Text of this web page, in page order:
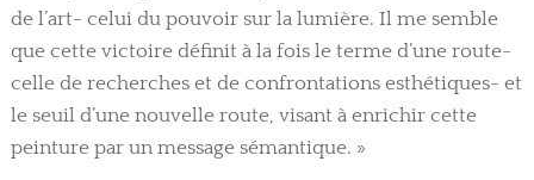
de l’art- celui du pouvoir sur la lumière. Il me semble
que cette victoire définit à la fois le terme d’une route-
celle de recherches et de confrontations esthétiques- et
le seuil d’une nouvelle route, visant à enrichir cette
peinture par un message sémantique. »